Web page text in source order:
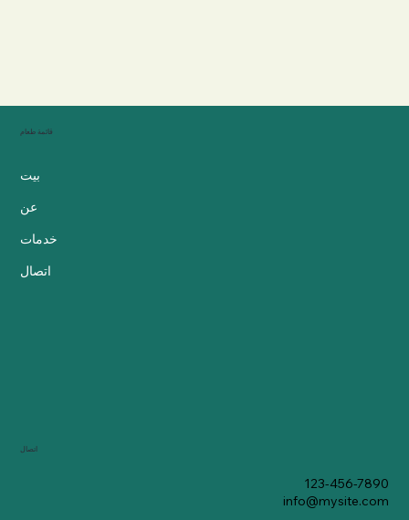
قائمة طعام
بيت
عن
خدمات
اتصال
اتصال
123-456-7890
info@mysite.com